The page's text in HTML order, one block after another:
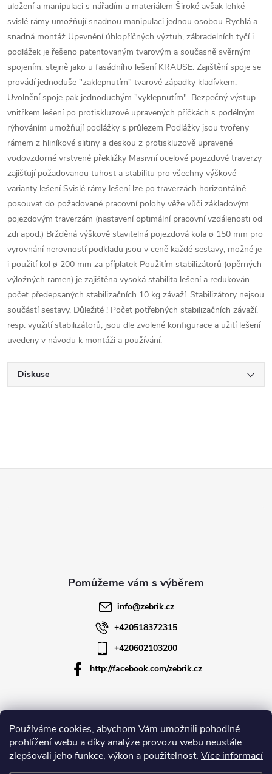
Používáme cookies, abychom Vám umožnili pohodlné
prohlížení webu a díky analýze provozu webu neustále
zlepšovali jeho funkce, výkon a použitelnost. Více informací
uložení a manipulaci s nářadím a materiálem Široké avšak lehké
svislé rámy umožňují snadnou manipulaci jednou osobou Rychlá a
snadná montáž Upevnění úhlopříčných výztuh, zábradelních tyčí i
podlážek je řešeno patentovaným tvarovým a současně svěrným
spojením, stejně jako u fasádního lešení KRAUSE. Zajištění spoje se
provádí jednoduše "zaklepnutím" tvarové západky kladívkem.
Uvolnění spoje pak jednoduchým "vyklepnutím". Bezpečný výstup
vnitřkem lešení po protiskluzově upravených příčkách s podélným
rýhováním umožňují podlážky s průlezem Podlážky jsou tvořeny
rámem z hliníkové slitiny a deskou z protiskluzově upravené
vodovzdorné vrstvené překližky Masivní ocelové pojezdové traverzy
zajišťují požadovanou tuhost a stabilitu pro všechny výškové
varianty lešení Svislé rámy lešení lze po traverzách horizontálně
posouvat do požadované pracovní polohy věže vůči základovým
pojezdovým traverzám (nastavení optimální pracovní vzdálenosti od
zdi apod.) Bržděná výškově stavitelná pojezdová kola ø 150 mm pro
vyrovnání nerovností podkladu jsou v ceně každé sestavy; možné je
i použití kol ø 200 mm za příplatek Použitím stabilizátorů (opěrných
výložných ramen) je zajištěna vysoká stabilita lešení a redukován
počet předepsaných stabilizačních 10 kg závaží. Stabilizátory nejsou
součástí sestavy. Důležité ! Počet potřebných stabilizačních závaží,
resp. využití stabilizátorů, jsou dle zvolené konfigurace a užití lešení
uvedeny v návodu k montáži a používání.
Diskuse
info@zebrik.cz
+420518372315
+420602103200
http://facebook.com/zebrik.cz
Informace pro vás
O společnosti